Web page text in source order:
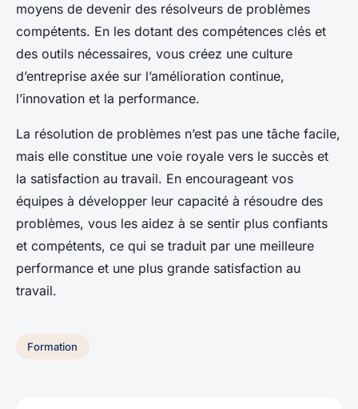
moyens de devenir des résolveurs de problèmes
compétents. En les dotant des compétences clés et
des outils nécessaires, vous créez une culture
d’entreprise axée sur l’amélioration continue,
l’innovation et la performance.
La résolution de problèmes n’est pas une tâche facile,
mais elle constitue une voie royale vers le succès et
la satisfaction au travail. En encourageant vos
équipes à développer leur capacité à résoudre des
problèmes, vous les aidez à se sentir plus confiants
et compétents, ce qui se traduit par une meilleure
performance et une plus grande satisfaction au
travail.
Formation